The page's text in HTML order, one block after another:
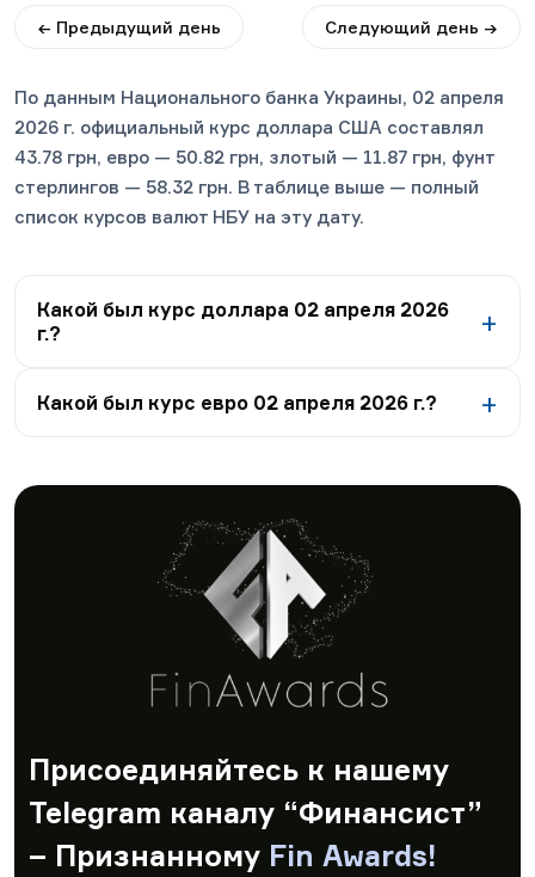
← Предыдущий день Следующий день →
По данным Национального банка Украины, 02 апреля
2026 г. официальный курс доллара США составлял
43.78 грн, евро — 50.82 грн, злотый — 11.87 грн, фунт
стерлингов — 58.32 грн. В таблице выше — полный
список курсов валют НБУ на эту дату.
Какой был курс доллара 02 апреля 2026
г.?
Какой был курс евро 02 апреля 2026 г.?
Присоединяйтесь к нашему
Telegram каналу “Финансист”
– Признанному Fin Awards!